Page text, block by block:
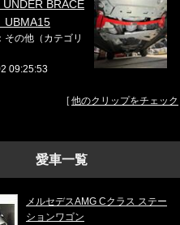
UNDER BRACE
UBMA15
その他（カテゴリ
09:25:53
[他のクリップをチェック
愛車一覧
メルセデスAMG Cクラス ステー
ションワゴン